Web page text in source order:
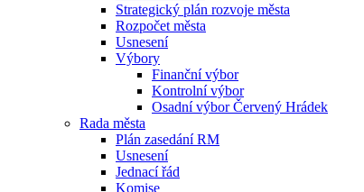
Strategický plán rozvoje města
Rozpočet města
Usnesení
Výbory
Finanční výbor
Kontrolní výbor
Osadní výbor Červený Hrádek
Rada města
Plán zasedání RM
Usnesení
Jednací řád
Komise